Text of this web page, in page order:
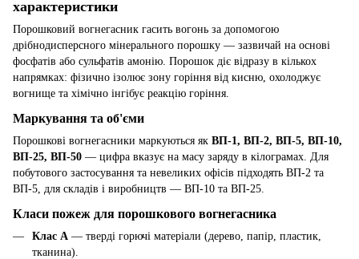
характеристики
Порошковий вогнегасник гасить вогонь за допомогою
дрібнодисперсного мінерального порошку — зазвичай на основі
фосфатів або сульфатів амонію. Порошок діє відразу в кількох
напрямках: фізично ізолює зону горіння від кисню, охолоджує
вогнище та хімічно інгібує реакцію горіння.
Маркування та об'єми
Порошкові вогнегасники маркуються як ВП-1, ВП-2, ВП-5, ВП-10,
ВП-25, ВП-50 — цифра вказує на масу заряду в кілограмах. Для
побутового застосування та невеликих офісів підходять ВП-2 та
ВП-5, для складів і виробництв — ВП-10 та ВП-25.
Класи пожеж для порошкового вогнегасника
Клас A — тверді горючі матеріали (дерево, папір, пластик,
тканина).